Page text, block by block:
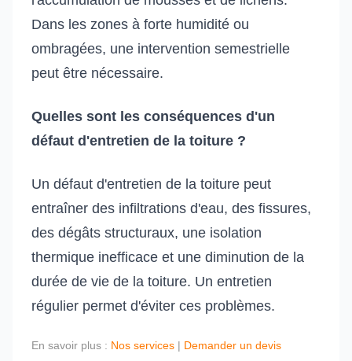
Dans les zones à forte humidité ou
ombragées, une intervention semestrielle
peut être nécessaire.
Quelles sont les conséquences d'un
défaut d'entretien de la toiture ?
Un défaut d'entretien de la toiture peut
entraîner des infiltrations d'eau, des fissures,
des dégâts structuraux, une isolation
thermique inefficace et une diminution de la
durée de vie de la toiture. Un entretien
régulier permet d'éviter ces problèmes.
En savoir plus : Nos services | Demander un devis